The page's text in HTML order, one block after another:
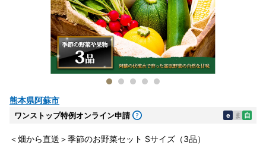
熊本県阿蘇市
ワンストップ特例オンライン申請 e ま 自
＜畑から直送＞季節のお野菜セット Sサイズ（3品）